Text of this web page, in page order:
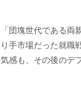
「団塊世代である
り手市場だった就職
気感も、その後のデ